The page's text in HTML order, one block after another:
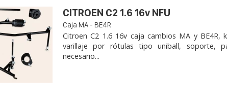
CITROEN C2 1.6 16v NFU
Caja MA - BE4R
Citroen C2 1.6 16v caja cambios MA y BE4R,
varillaje por rótulas tipo uniball, soporte,
necesario...